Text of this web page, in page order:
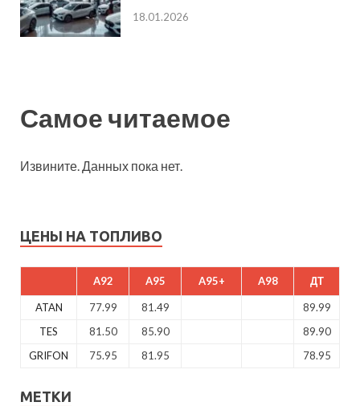
18.01.2026
Самое читаемое
Извините. Данных пока нет.
ЦЕНЫ НА ТОПЛИВО
A92 A95 A95+ A98 ДТ
ATAN 77.99 81.49
89.99
TES
81.50 85.90
89.90
GRIFON
75.95 81.95 78.95
МЕТКИ